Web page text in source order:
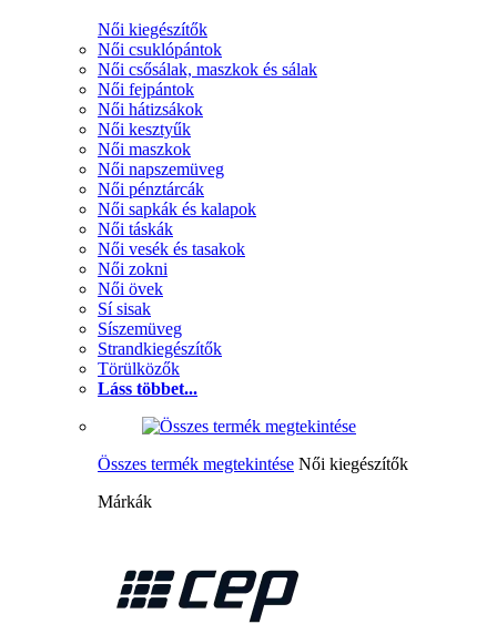
Női kiegészítők
Női csuklópántok
Női csősálak, maszkok és sálak
Női fejpántok
Női hátizsákok
Női kesztyűk
Női maszkok
Női napszemüveg
Női pénztárcák
Női sapkák és kalapok
Női táskák
Női vesék és tasakok
Női zokni
Női övek
Sí sisak
Síszemüveg
Strandkiegészítők
Törülközők
Láss többet...
Összes termék megtekintése Női kiegészítők
Márkák